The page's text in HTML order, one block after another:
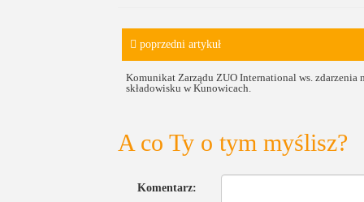
poprzedni artykuł
Komunikat Zarządu ZUO International ws. zdarzenia
składowisku w Kunowicach.
A co Ty o tym myślisz?
Komentarz: